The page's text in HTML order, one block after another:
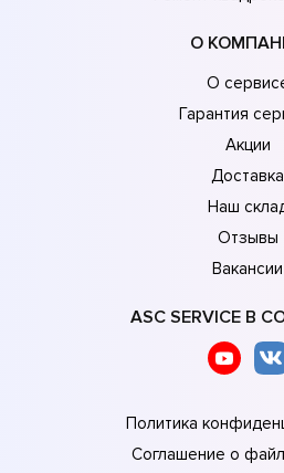
О
О
Гарантия
Акции
Доставка
Наш
Отзывы
Вакансии
ASC SERVICE В
Политика
Соглашение о